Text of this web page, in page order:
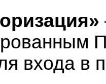
входа в